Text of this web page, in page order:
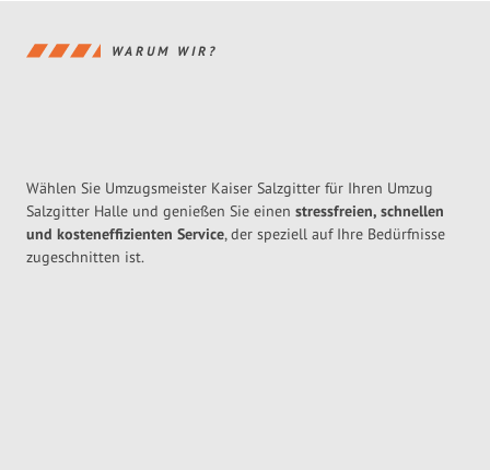
WARUM WIR?
Wählen Sie Umzugsmeister Kaiser Salzgitter für Ihren Umzug
Salzgitter Halle und genießen Sie einen stressfreien, schnellen
und kosteneffizienten Service, der speziell auf Ihre Bedürfnisse
zugeschnitten ist.